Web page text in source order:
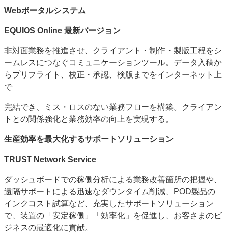
Webポータルシステム
EQUIOS Online 最新バージョン
非対面業務を推進させ、クライアント・制作・製版工程をシ
ームレスにつなぐコミュニケーションツール。データ入稿か
らプリフライト、校正・承認、検版までをインターネット上
で
完結でき、ミス・ロスのない業務フローを構築。クライアン
トとの関係強化と業務効率の向上を実現する。
生産効率を最大化するサポートソリューション
TRUST Network Service
ダッシュボードでの稼働分析による業務改善箇所の把握や、
遠隔サポートによる迅速なダウンタイム削減、POD製品の
インクコスト試算など、充実したサポートソリューション
で、装置の「安定稼働」「効率化」を促進し、お客さまのビ
ジネスの最適化に貢献。